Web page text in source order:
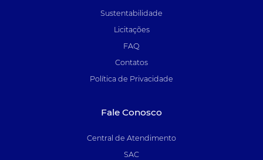
Sustentabilidade
Licitações
FAQ
Contatos
Política de Privacidade
Fale Conosco
Central de Atendimento
SAC